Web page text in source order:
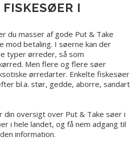
I
du masser af gode Put & Take
mod betaling. I søerne kan der
typer ørreder, så som
Men flere og flere søer
ørredarter. Enkelte fiskesøer
bl.a. stør, gedde, aborre, sandart
din oversigt over Put & Take søer i
i hele landet, og få nem adgang til
information.